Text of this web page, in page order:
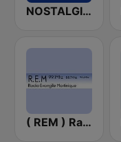
NOSTALGIE MARTINIQUE
( REM ) Radio Evangile Martinique